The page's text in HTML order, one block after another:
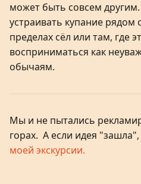
может быть совсем
устраивать купание
пределах сёл или там, где
восприниматься как
обычаям.
Мы и не пытались
горах. А если идея
моей экскурсии.